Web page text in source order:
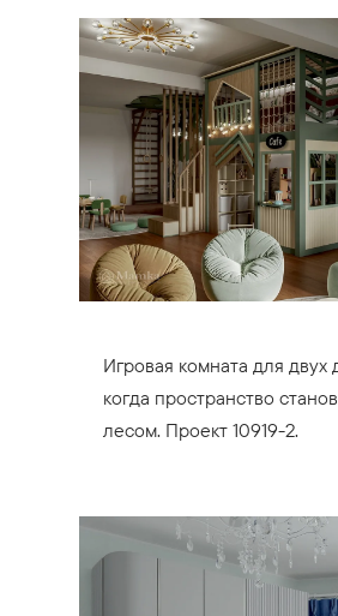
Игровая комната для двух
когда пространство
лесом. Проект 10919-2.